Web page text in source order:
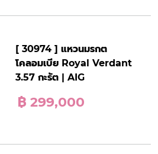
[ 30974 ] แหวนมรกต
โคลอมเบีย Royal Verdant
3.57 กะรัต | AIG
฿ 299,000